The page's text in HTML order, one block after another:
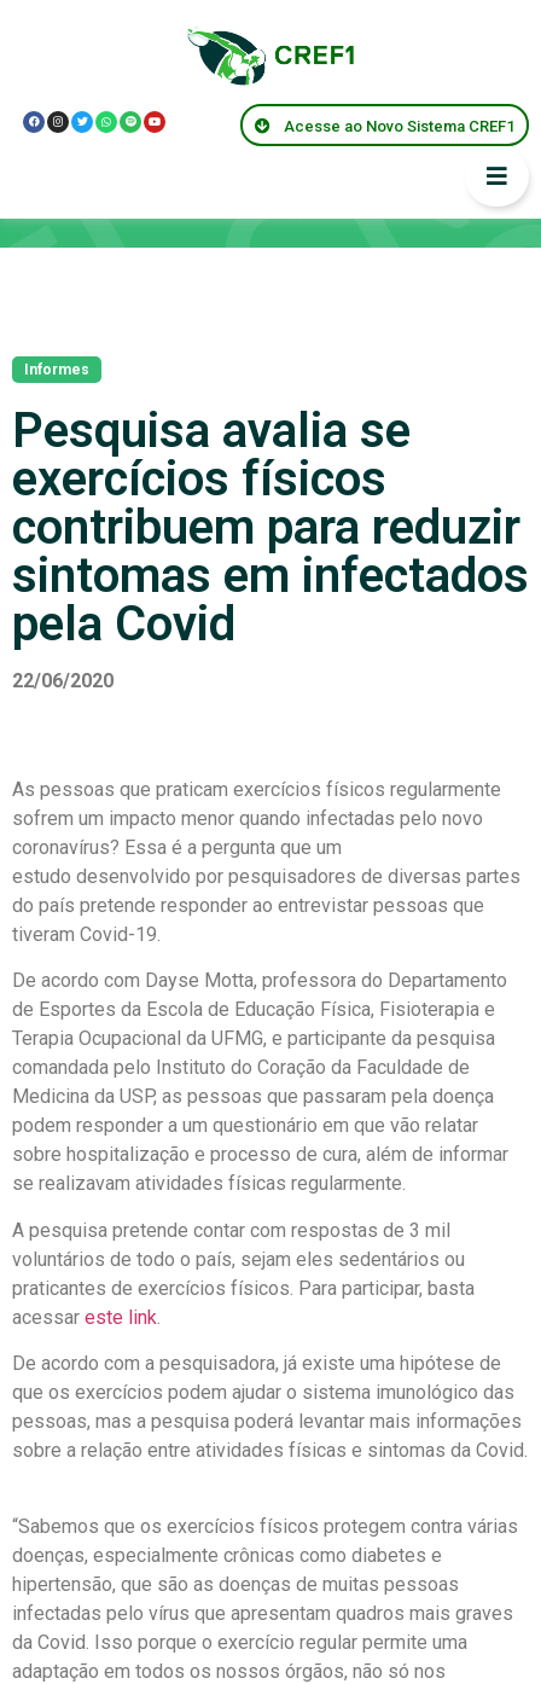
Acesse ao Novo Sistema CREF1
Informes
Pesquisa avalia se
exercícios físicos
contribuem para reduzir
sintomas em infectados
pela Covid
22/06/2020
As pessoas que praticam exercícios físicos regularmente
sofrem um impacto menor quando infectadas pelo novo
coronavírus? Essa é a pergunta que um
estudo desenvolvido por pesquisadores de diversas partes
do país pretende responder ao entrevistar pessoas que
tiveram Covid-19.
De acordo com Dayse Motta, professora do Departamento
de Esportes da Escola de Educação Física, Fisioterapia e
Terapia Ocupacional da UFMG, e participante da pesquisa
comandada pelo Instituto do Coração da Faculdade de
Medicina da USP, as pessoas que passaram pela doença
podem responder a um questionário em que vão relatar
sobre hospitalização e processo de cura, além de informar
se realizavam atividades físicas regularmente.
A pesquisa pretende contar com respostas de 3 mil
voluntários de todo o país, sejam eles sedentários ou
praticantes de exercícios físicos. Para participar, basta
acessar este link
De acordo com a pesquisadora, já existe uma hipótese de
que os exercícios podem ajudar o sistema imunológico das
pessoas, mas a pesquisa poderá levantar mais informações
sobre a relação entre atividades físicas e sintomas da Covid.
“Sabemos que os exercícios físicos protegem contra várias
doenças, especialmente crônicas como diabetes e
hipertensão, que são as doenças de muitas pessoas
infectadas pelo vírus que apresentam quadros mais graves
da Covid. Isso porque o exercício regular permite uma
adaptação em todos os nossos órgãos, não só nos